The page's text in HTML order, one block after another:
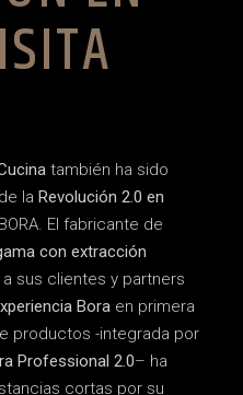
también ha sido
laRevolución 2.0 en
El fabricante de
con extracción
sus clientes y partners
Bora en primera
productos -integrada por
Professional 2.0– ha
cortas por su